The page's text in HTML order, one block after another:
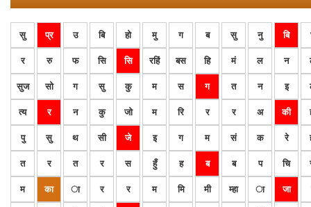
सु प्र उ बि हो मु ग ब सु नु बि
र रु फ सि सि रहिं बस हि मं ल न
सुज सो ग सु कु म स ग त न इ
त्य र न कु जो म रि र र अ की
पु सु थ सी जे इ ग म सं क रे
त र त र स हुँ ह ब ब प चि
म का ा र र म मि मी म्हा ा जा